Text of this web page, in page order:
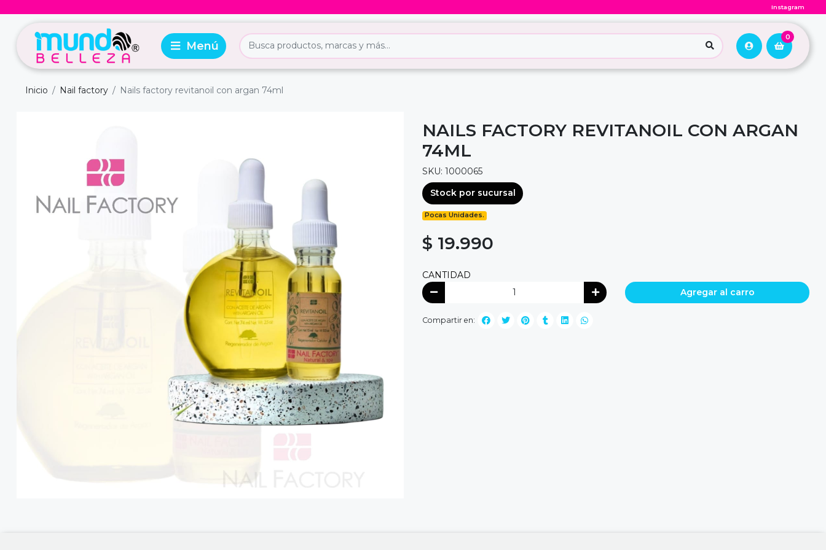
Instagram
0
Inicio Nail factory Nails factory revitanoil con argan 74ml
NAILS FACTORY REVITANOIL CON ARGAN
74ML
SKU: 1000065
Stock por sucursal
Pocas Unidades.
$ 19.990
CANTIDAD
Agregar al carro
Compartir en: